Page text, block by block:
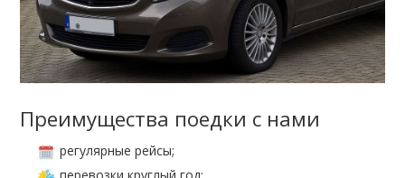
Преимущества поедки с нами
регулярные рейсы;
перевозки круглый год;